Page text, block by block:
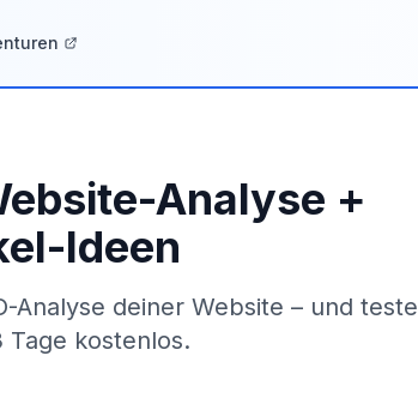
Analyse +
Ideen
Analyse deiner Website – und teste
Tage kostenlos.